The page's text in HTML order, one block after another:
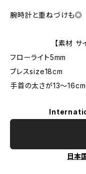
腕時計と重ねづけも◎
【素材 サイ
フローライト5mm
ブレスsize18cm
手首の太さが13〜16cm
日本